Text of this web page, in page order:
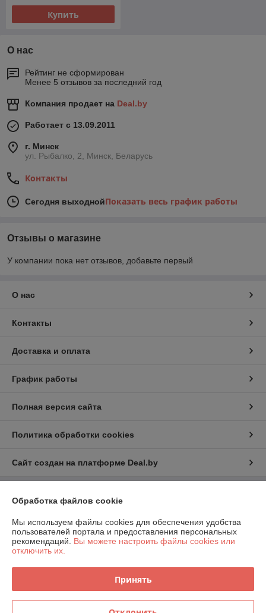
Купить
О нас
Рейтинг не сформирован
Менее 5 отзывов за последний год
Компания продает на Deal.by
Работает с 13.09.2011
г. Минск
ул. Рыбалко, 2, Минск, Беларусь
Контакты
Сегодня выходнойПоказать весь график работы
Отзывы о магазине
У компании пока нет отзывов, добавьте первый
О нас
Контакты
Доставка и оплата
График работы
Полная версия сайта
Политика обработки cookies
Сайт создан на платформе Deal.by
Информация для покупателя
Юридическое лицо:ООО "Компания Далибан"
г.Минск, ул.Рыбалко,2
Регистрационный номер ЕГР: 191794732
УНП: 191794732
Регистрационный орган: Администрация московского района
Дата регистрации компании: 06.11.2012
Обработка файлов cookie
Мы используем файлы cookies для обеспечения удобства
пользователей портала и предоставления персональных
рекомендаций. Вы можете настроить файлы cookies или
отключить их.
Принять